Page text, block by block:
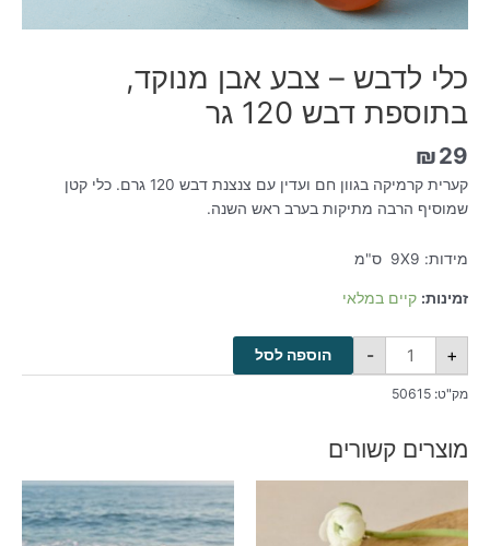
כלי לדבש – צבע אבן מנוקד,
בתוספת דבש 120 גר
₪29
קערית קרמיקה בגוון חם ועדין עם צנצנת דבש 120 גרם. כלי קטן
שמוסיף הרבה מתיקות בערב ראש השנה.
מידות: 9X9 ס"מ
זמינות: קיים במלאי
- + הוספה לסל
מק"ט: 50615
מוצרים קשורים